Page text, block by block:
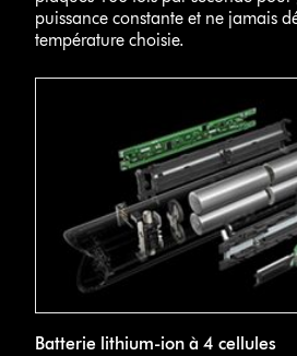
puissance constante et ne jamais
température choisie.
Batterie lithium-ion à 4 cellules